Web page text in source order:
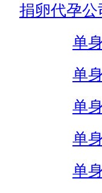
捐卵代孕公
单
单
单
单
单